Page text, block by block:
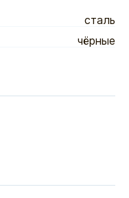
сталь
чёрные